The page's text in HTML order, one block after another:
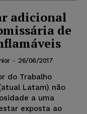
adicional
de
- 26/06/2017
do Trabalho
Latam) não
a uma
exposta ao